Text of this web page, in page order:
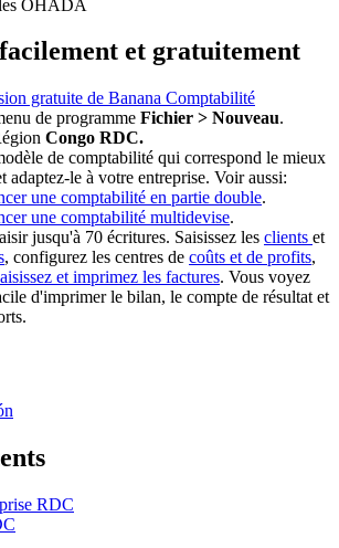
et gratuitement
gratuite de Banana Comptabilité
de programme Fichier > Nouveau.
Congo RDC.
de comptabilité qui correspond le mieux
adaptez-le à votre entreprise. Voir aussi:
une comptabilité en partie double.
une comptabilité multidevise.
jusqu'à 70 écritures. Saisissez les clients et
, configurez les centres de coûts et de profits,
et imprimez les factures. Vous voyez
d'imprimer le bilan, le compte de résultat et
RDC